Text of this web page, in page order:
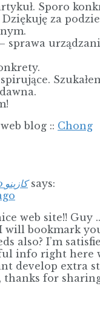
Sporo
za
sprawa
blog :: Chong
trino كازينو says:
web site!! Guy
will bookmark
also? I’m
info right here
develop extra
for